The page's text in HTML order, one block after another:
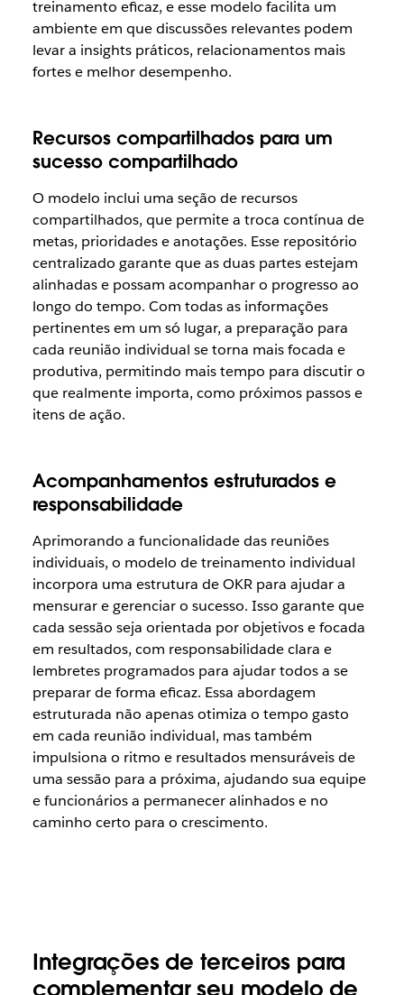
treinamento eficaz, e esse modelo facilita um
ambiente em que discussões relevantes podem
levar a insights práticos, relacionamentos mais
fortes e melhor desempenho.
Recursos compartilhados para um
sucesso compartilhado
O modelo inclui uma seção de recursos
compartilhados, que permite a troca contínua de
metas, prioridades e anotações. Esse repositório
centralizado garante que as duas partes estejam
alinhadas e possam acompanhar o progresso ao
longo do tempo. Com todas as informações
pertinentes em um só lugar, a preparação para
cada reunião individual se torna mais focada e
produtiva, permitindo mais tempo para discutir o
que realmente importa, como próximos passos e
itens de ação.
Acompanhamentos estruturados e
responsabilidade
Aprimorando a funcionalidade das reuniões
individuais, o modelo de treinamento individual
incorpora uma estrutura de OKR para ajudar a
mensurar e gerenciar o sucesso. Isso garante que
cada sessão seja orientada por objetivos e focada
em resultados, com responsabilidade clara e
lembretes programados para ajudar todos a se
preparar de forma eficaz. Essa abordagem
estruturada não apenas otimiza o tempo gasto
em cada reunião individual, mas também
impulsiona o ritmo e resultados mensuráveis de
uma sessão para a próxima, ajudando sua equipe
e funcionários a permanecer alinhados e no
caminho certo para o crescimento.
Integrações de terceiros para
complementar seu modelo de